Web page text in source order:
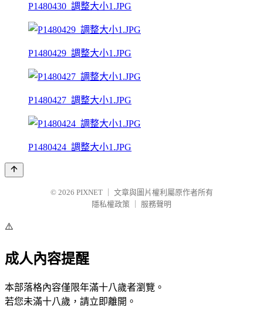
P1480430_調整大小1.JPG
P1480429_調整大小1.JPG
P1480427_調整大小1.JPG
P1480424_調整大小1.JPG
© 2026 PIXNET
文章與圖片權利屬原作者所有
隱私權政策
服務聲明
⚠️
成人內容提醒
本部落格內容僅限年滿十八歲者瀏覽。
若您未滿十八歲，請立即離開。